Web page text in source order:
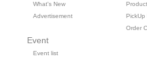
What's New
Advertisement
Event
Event list
Order